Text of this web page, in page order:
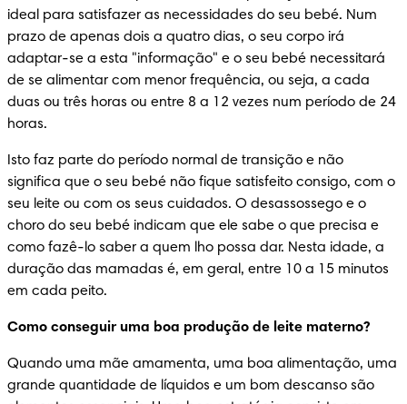
ideal para satisfazer as necessidades do seu bebé. Num
prazo de apenas dois a quatro dias, o seu corpo irá
adaptar-se a esta "informação" e o seu bebé necessitará
de se alimentar com menor frequência, ou seja, a cada
duas ou três horas ou entre 8 a 12 vezes num período de 24
horas.
Isto faz parte do período normal de transição e não
significa que o seu bebé não fique satisfeito consigo, com o
seu leite ou com os seus cuidados. O desassossego e o
choro do seu bebé indicam que ele sabe o que precisa e
como fazê-lo saber a quem lho possa dar. Nesta idade, a
duração das mamadas é, em geral, entre 10 a 15 minutos
em cada peito.
Como conseguir uma boa produção de leite materno?
Quando uma mãe amamenta, uma boa alimentação, uma
grande quantidade de líquidos e um bom descanso são